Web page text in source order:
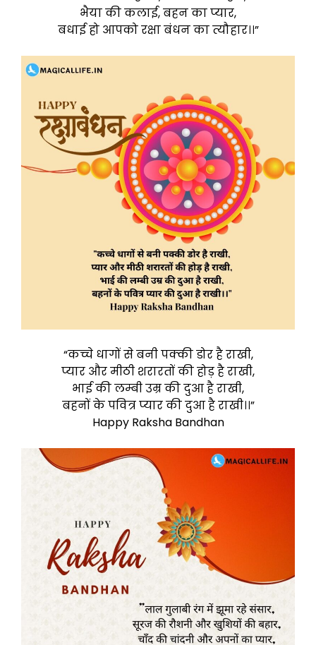
भैया की कलाई, बहन का प्यार,
बधाई हो आपको रक्षा बंधन का त्यौहार।।”
“कच्चे धागों से बनी पक्की डोर है राखी,
प्यार और मीठी शरारतों की होड़ है राखी,
भाई की लम्बी उम्र की दुआ है राखी,
बहनों के पवित्र प्यार की दुआ है राखी।।”
Happy Raksha Bandhan